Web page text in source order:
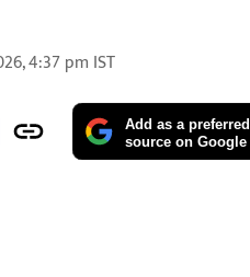
4:37 pm IST
Add as a preferred
source on Google